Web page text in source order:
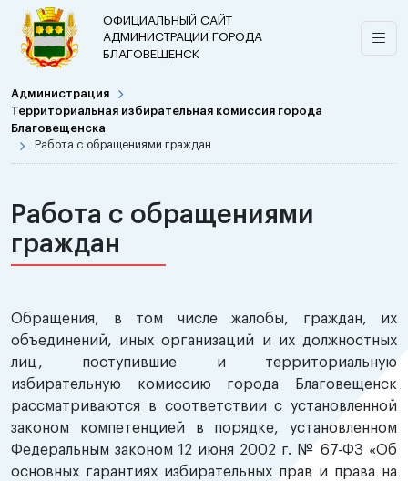
ОФИЦИАЛЬНЫЙ САЙТ
АДМИНИСТРАЦИИ ГОРОДА
БЛАГОВЕЩЕНСК
Администрация
Территориальная избирательная комиссия города
Благовещенска
Работа с обращениями граждан
Работа с обращениями
граждан
Обращения, в том числе жалобы, граждан, их
объединений, иных организаций и их должностных
лиц, поступившие и территориальную
избирательную комиссию города Благовещенск
рассматриваются в соответствии с установленной
законом компетенцией в порядке, установленном
Федеральным законом 12 июня 2002 г. № 67-ФЗ «Об
основных гарантиях избирательных прав и права на